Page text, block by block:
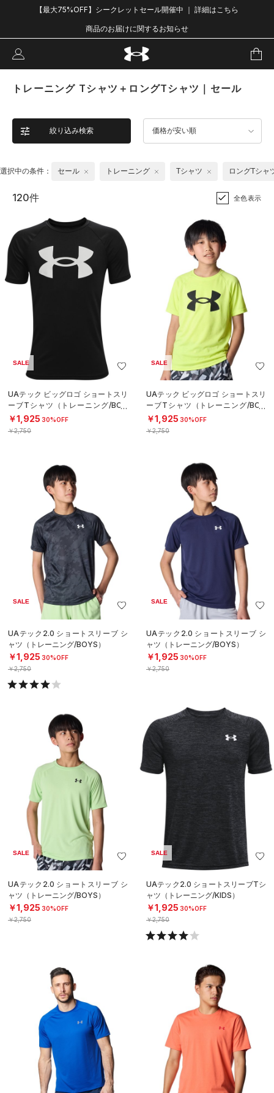
【最大75%OFF】シークレットセール開催中 ｜ 詳細はこちら
商品のお届けに関するお知らせ
トレーニング Tシャツ＋ロングTシャツ｜セール
絞り込み検索 価格が安い順
選択中の条件： セール トレーニング Tシャツ ロングTシャ
120件 全色表示
SALE
UAテック ビッグロゴ ショートスリ
ーブTシャツ（トレーニング/BOY
S）
￥1,925 30%OFF
￥2,750
SALE
UAテック ビッグロゴ ショートスリ
ーブTシャツ（トレーニング/BOY
S）
￥1,925 30%OFF
￥2,750
SALE
UAテック2.0 ショートスリーブ シ
ャツ（トレーニング/BOYS）
￥1,925 30%OFF
￥2,750
SALE
UAテック2.0 ショートスリーブ シ
ャツ（トレーニング/BOYS）
￥1,925 30%OFF
￥2,750
SALE
UAテック2.0 ショートスリーブ シ
ャツ（トレーニング/BOYS）
￥1,925 30%OFF
￥2,750
SALE
UAテック2.0 ショートスリーブTシ
ャツ（トレーニング/KIDS）
￥1,925 30%OFF
￥2,750